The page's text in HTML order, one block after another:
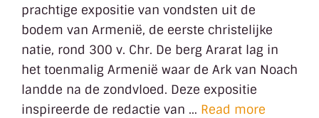
prachtige expositie van vondsten uit de
bodem van Armenië, de eerste christelijke
natie, rond 300 v. Chr. De berg Ararat lag in
het toenmalig Armenië waar de Ark van Noach
landde na de zondvloed. Deze expositie
inspireerde de redactie van … Read more